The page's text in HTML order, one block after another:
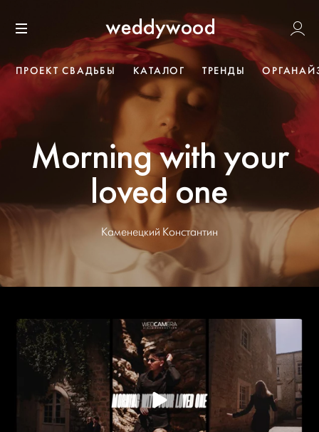
к содержанию
Меню
Weddywood
ПРОЕКТ СВАДЬБЫ КАТАЛОГ ТРЕНДЫ
Morning with your
loved one
Каменецкий Константин